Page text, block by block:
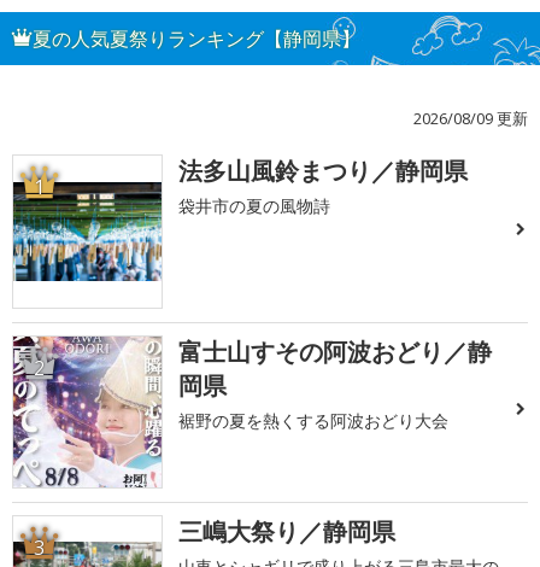
夏の人気夏祭りランキング【静岡県】
2026/08/09 更新
1 法多山風鈴まつり／静岡県
袋井市の夏の風物詩
2
富士山すその阿波おどり／静
岡県
裾野の夏を熱くする阿波おどり大会
3 三嶋大祭り／静岡県